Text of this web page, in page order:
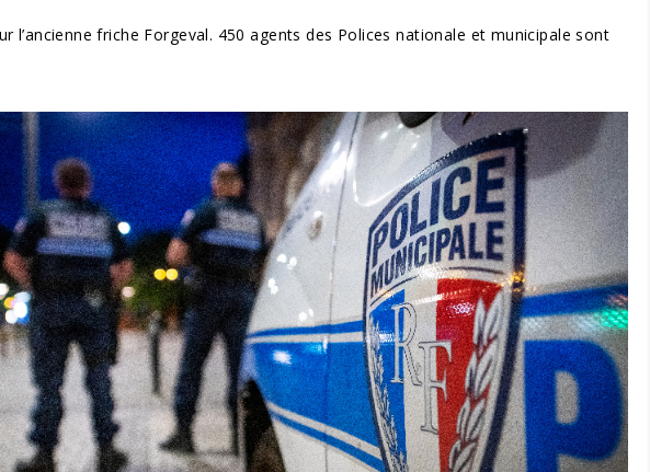
friche Forgeval. 450 agents des Polices nationale et municipale sont